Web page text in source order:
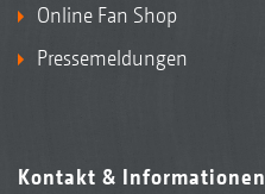
Online Fan Shop
Pressemeldungen
Kontakt & Informationen